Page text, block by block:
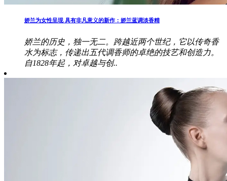
娇兰为女性呈现 具有非凡意义的新作：娇兰蓝调淡香精
娇兰的历史，独一无二。跨越近两个世纪，它以传奇香
水为标志，传递出五代调香师的卓绝的技艺和创造力。
自1828年起，对卓越与创..